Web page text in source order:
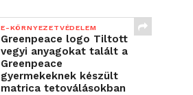
E-KÖRNYEZETVÉDELEM
Greenpeace logo Tiltott
vegyi anyagokat talált a
Greenpeace
gyermekeknek készült
matrica tetoválásokban